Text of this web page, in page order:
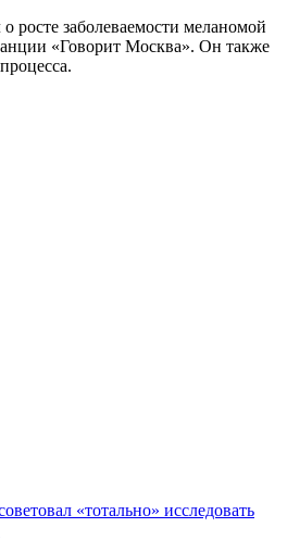
росте заболеваемости меланомой
«Говорит Москва». Он также
«тотально» исследовать